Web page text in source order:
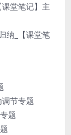
堂笔记】主
纳_【课堂笔
节专题
题